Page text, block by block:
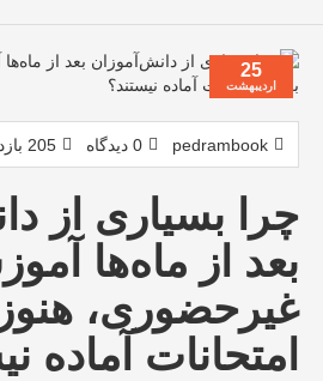
25
اردیبهشت
pedrambook 0 دیدگاه 205 بازدید
چرا بسیاری از
بعد از ماه‌ها
غیرحضوری،
امتحانات آماده